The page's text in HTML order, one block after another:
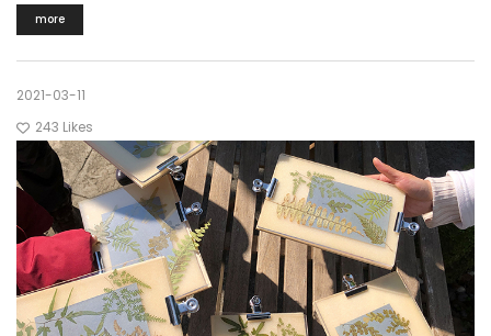
more
2021-03-11
243 Likes